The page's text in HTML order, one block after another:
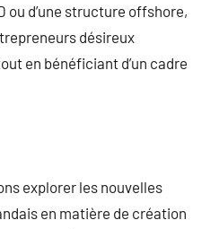
ou d’une structure offshore,
désireux
en bénéficiant d’un cadre
explorer les nouvelles
en matière de création